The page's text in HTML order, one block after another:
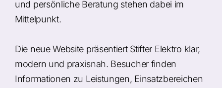
und persönliche Beratung stehen dabei im
Mittelpunkt.
Die neue Website präsentiert Stifter Elektro klar,
modern und praxisnah. Besucher finden
Informationen zu Leistungen, Einsatzbereichen